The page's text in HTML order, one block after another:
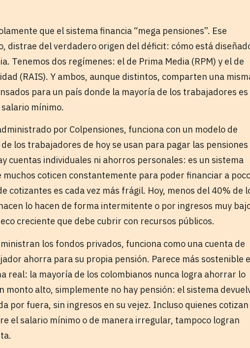
que el sistema financia “mega pensiones”. Ese
distrae del verdadero origen del déficit: cómo está
Tenemos dos regímenes: el de Prima Media (RPM) y el de
(RAIS). Y ambos, aunque distintos, comparten una
para un país donde la mayoría de los trabajadores es
mínimo.
por Colpensiones, funciona con un modelo de
los trabajadores de hoy se usan para pagar las pensiones
cuentas individuales ni ahorros personales: es un sistema
coticen constantemente para poder financiar a
cotizantes es cada vez más frágil. Hoy, menos del 40% de
lo hacen de forma intermitente o por ingresos muy
creciente que debe cubrir con recursos públicos.
los fondos privados, funciona como una cuenta de
ahorra para su propia pensión. Parece más sostenible
real: la mayoría de los colombianos nunca logra ahorrar lo
monto alto, simplemente no hay pensión: el sistema
por fuera, sin ingresos en su vejez. Incluso quienes cotizan
el salario mínimo o de manera irregular, tampoco logran